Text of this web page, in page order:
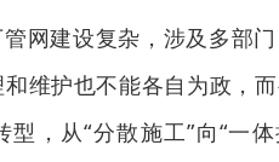
网建设复杂，涉及多部
维护也不能各自为政，
，从“分散施工”向“一